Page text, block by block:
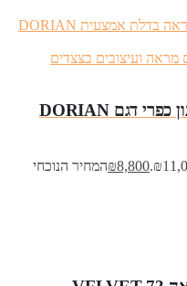
ארון הזזה שלוש דלתות בסגנון כפרי דגם DORIAN
₪8,800
המחיר הנוכחי